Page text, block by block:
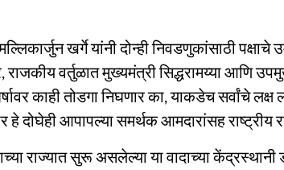
खर्गे यांनी दोन्ही निवडणुकांसाठी पक्षाचे
राजकीय वर्तुळात मुख्यमंत्री सिद्धरामय्या आणि
काही तोडगा निघणार का, याकडेच सर्वांचे
हे दोघेही आपापल्या समर्थक आमदारांसह
राज्यात सुरू असलेल्या या वादाच्या